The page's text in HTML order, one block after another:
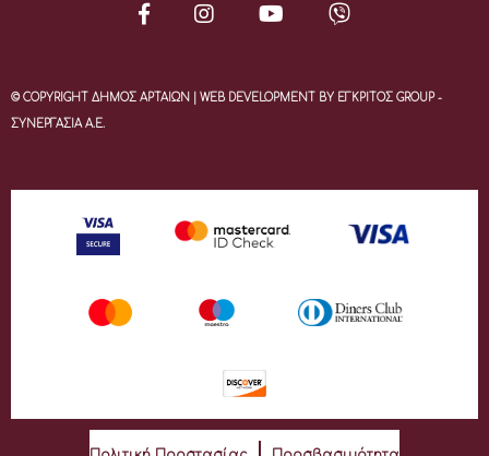
© COPYRIGHT ΔΗΜΟΣ ΑΡΤΑΙΩΝ | WEB DEVELOPMENT BY ΕΓΚΡΙΤΟΣ GROUP -
ΣΥΝΕΡΓΑΣΙΑ Α.Ε.